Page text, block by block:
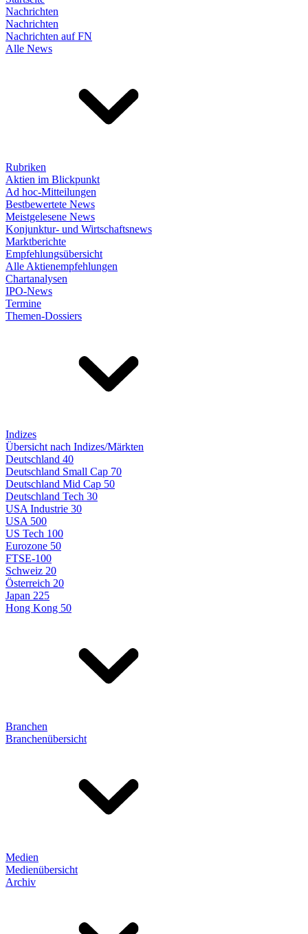
Nachrichten
Nachrichten
Nachrichten auf FN
Alle News
Rubriken
Aktien im Blickpunkt
Ad hoc-Mitteilungen
Bestbewertete News
Meistgelesene News
Konjunktur- und Wirtschaftsnews
Marktberichte
Empfehlungsübersicht
Alle Aktienempfehlungen
Chartanalysen
IPO-News
Termine
Themen-Dossiers
Indizes
Übersicht nach Indizes/Märkten
Deutschland 40
Deutschland Small Cap 70
Deutschland Mid Cap 50
Deutschland Tech 30
USA Industrie 30
USA 500
US Tech 100
Eurozone 50
FTSE-100
Schweiz 20
Österreich 20
Japan 225
Hong Kong 50
Branchen
Branchenübersicht
Medien
Medienübersicht
Archiv